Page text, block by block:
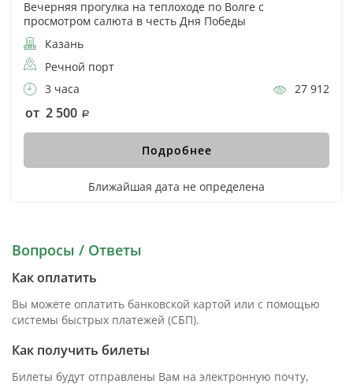
Вечерняя прогулка на теплоходе по Волге с
просмотром салюта в честь Дня Победы
Казань
Речной порт
3 часа
27 912
от 2 500
Подробнее
Ближайшая дата не определена
Вопросы / Ответы
Как оплатить
Вы можете оплатить банковской картой или с помощью
системы быстрых платежей (СБП).
Как получить билеты
Билеты будут отправлены Вам на электронную почту,